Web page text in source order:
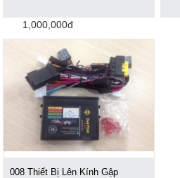
1,000,000đ
008 Thiết Bị Lên Kính Gập